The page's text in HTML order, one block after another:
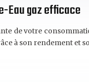
Eau gaz efficace
de votre
à son rendement et